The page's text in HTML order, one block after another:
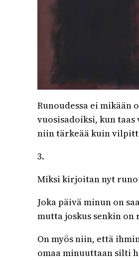
Runoudessa ei mikään
vuosisadoiksi, kun
niin tärkeää kuin
3.
Miksi kirjoitan nyt
Joka päivä minun on
mutta joskus senkin
On myös niin, että
omaa minuuttaan silti